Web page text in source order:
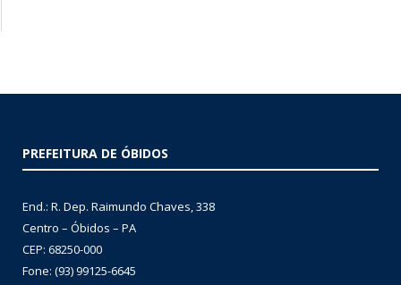
PREFEITURA DE ÓBIDOS
End.: R. Dep. Raimundo Chaves, 338
Centro – Óbidos – PA
CEP: 68250-000
Fone: (93) 99125-6645